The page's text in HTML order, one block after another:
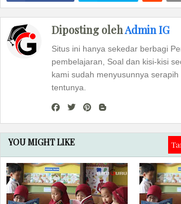
Diposting olehAdmin IG
Situs ini hanya sekedar berbagi
pembelajaran, Soal dan kisi-kisi
kami sudah menyusunnya
tentunya.
YOU MIGHT LIKE